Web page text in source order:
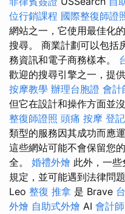
位行銷課程 國際整復師證
網站之一，它使用最佳化
搜尋。 商業計劃可以包括
務資訊和電子商務樣本。
歡迎的搜尋引擎之一，提
按摩教學 辦理台胞證 會計
但它在設計和操作方面並
整復師證照 頭痛 按摩 登
類型的服務因其成功而應
這些網站可能不會保留您
全。 婚禮外燴 此外，一
規定，並可能遇到法律問題
Leo 整復 推拿 是 Brave
外燴 自助式外燴 AI 會計師